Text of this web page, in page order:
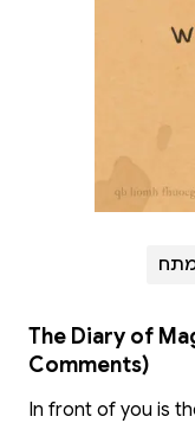
The Diary of
Comments)
In front of you is